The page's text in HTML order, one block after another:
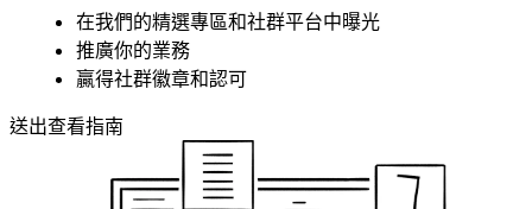
在我們的精選專區和社群平台中曝光
推廣你的業務
贏得社群徽章和認可
送出查看指南